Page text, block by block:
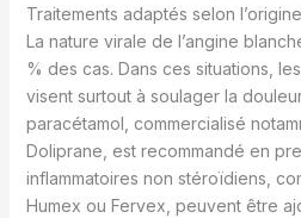
Traitements adaptés selon
La nature virale de l’angine
% des cas. Dans ces situations,
visent surtout à soulager la
paracétamol, commercialisé
Doliprane, est recommandé en
inflammatoires non stéroïdiens,
Humex ou Fervex, peuvent être